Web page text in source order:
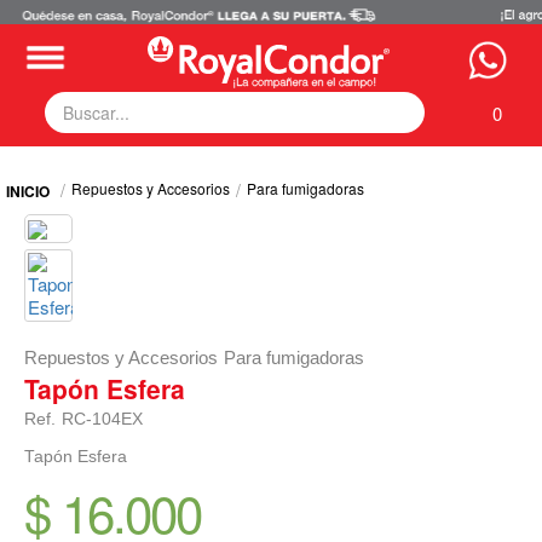
0
Fumigadoras
Equipos Motorizados
Respuestos y Accesorios
Tecnología de Aplicación
Zona Pecuaria
Repuestos y Accesorios Para fumigadoras
Repuestos y Accesorios Para fumigadoras
Tapón Esfera
Ref. RC-104EX
Tapón Esfera
$ 16.000